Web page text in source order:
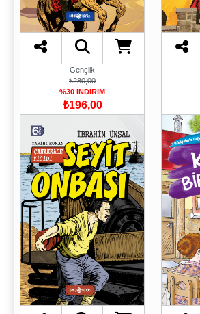
Gençlik
₺280,00
%30 İNDİRİM
₺196,00